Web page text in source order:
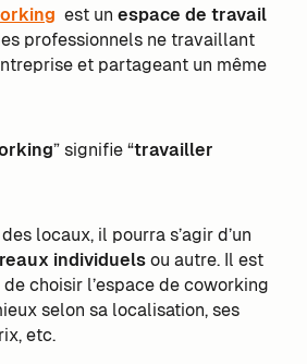
est un espace de travail
professionnels ne travaillant
et partageant un même
” signifie “travailler
locaux, il pourra s’agir d’un
individuelsou autre. Il est
choisir l’espace de coworking
selon sa localisation, ses
etc.